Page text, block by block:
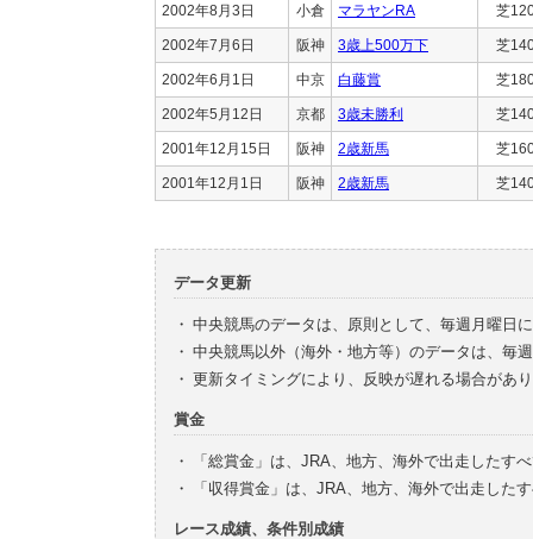
2002年8月3日 小倉 マラヤンRA 芝
2002年7月6日 阪神 3歳上500万下 芝
2002年6月1日 中京 白藤賞 芝
2002年5月12日 京都 3歳未勝利 芝
2001年12月15日 阪神 2歳新馬 芝
2001年12月1日 阪神 2歳新馬 芝
データ更新
・ 中央競馬のデータは、原則として、毎週月曜日
・ 中央競馬以外（海外・地方等）のデータは、毎
・ 更新タイミングにより、反映が遅れる場合があ
賞金
・
「総賞金」は、JRA、地方、海外で出走したす
・
「収得賞金」は、JRA、地方、海外で出走した
レース成績、条件別成績